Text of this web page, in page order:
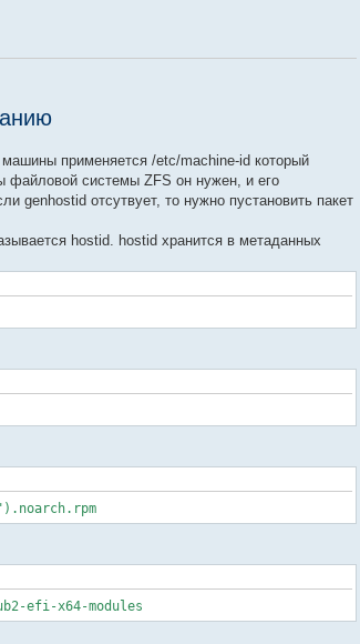
применяется /etc/machine-id который
файловой системы ZFS он нужен, и его
genhostid отсутвует, то нужно пустановить пакет
hostid. hostid хранится в метаданных
efi-x64-modules